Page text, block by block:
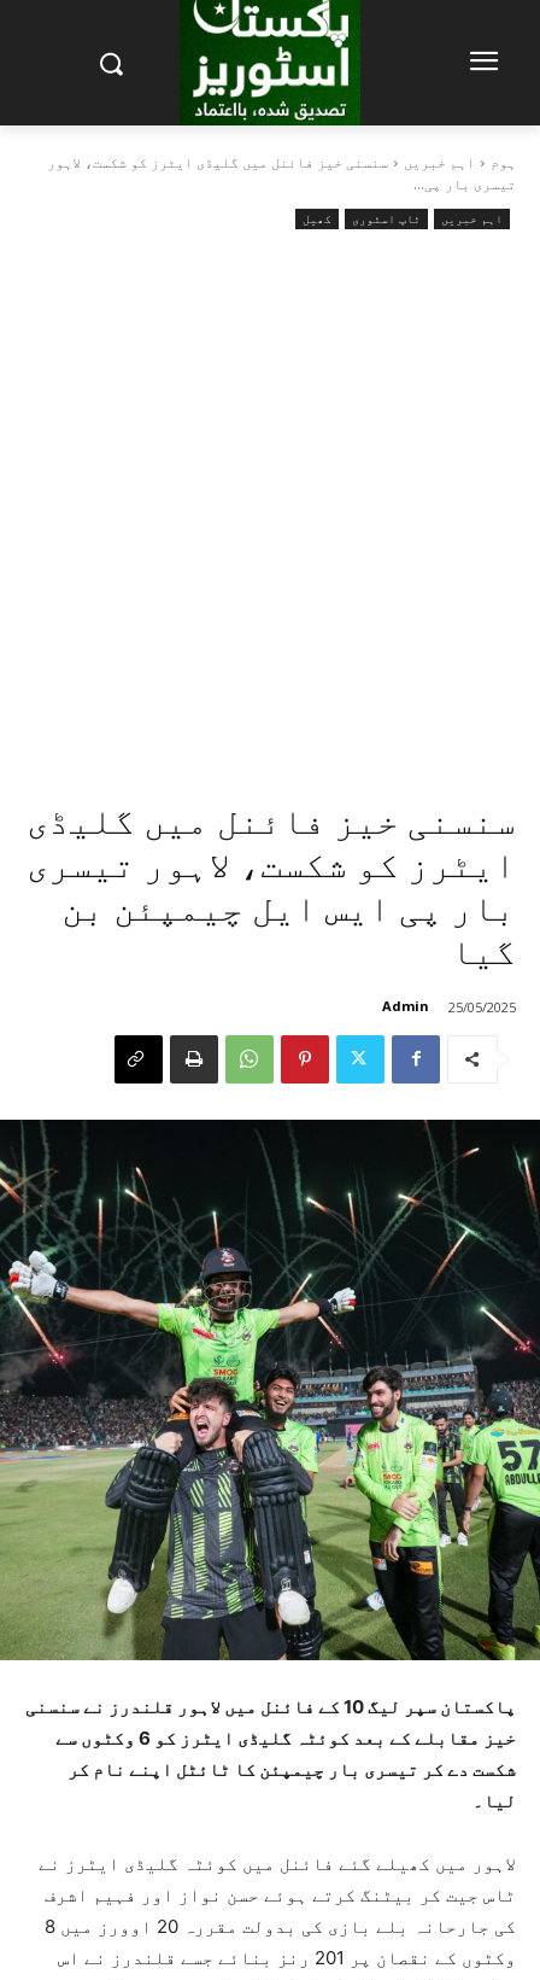
ہوم اہم خبریں
سنسنی خیز فائنل میں گلیڈی ایٹرز کو شکست، لاہور
تیسری بار پی...
اہم خبریں ٹاپ اسٹوری کھیل
سنسنی خیز فائنل میں گلیڈی
ایٹرز کو شکست، لاہور تیسری
بار پی ایس ایل چیمپئن بن
گیا
25/05/2025
Admin
پاکستان سپر لیگ 10 کے فائنل میں لاہور قلندرز نے سنسنی
خیز مقابلے کے بعد کوئٹہ گلیڈی ایٹرز کو 6 وکٹوں سے
شکست دے کر تیسری بار چیمپئن کا ٹائٹل اپنے نام کر
لیا۔
لاہور میں کھیلے گئے فائنل میں کوئٹہ گلیڈی ایٹرز نے
ٹاس جیت کر بیٹنگ کرتے ہوئے حسن نواز اور فہیم اشرف
کی جارحانہ بلے بازی کی بدولت مقررہ 20 اوورز میں 8
وکٹوں کے نقصان پر 201 رنز بنائے جسے قلندرز نے اس